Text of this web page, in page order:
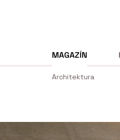
MAGAZÍN
Architektura